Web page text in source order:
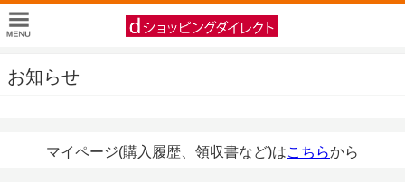
お知らせ
マイページ(購入履歴、領収書など)はこちらから